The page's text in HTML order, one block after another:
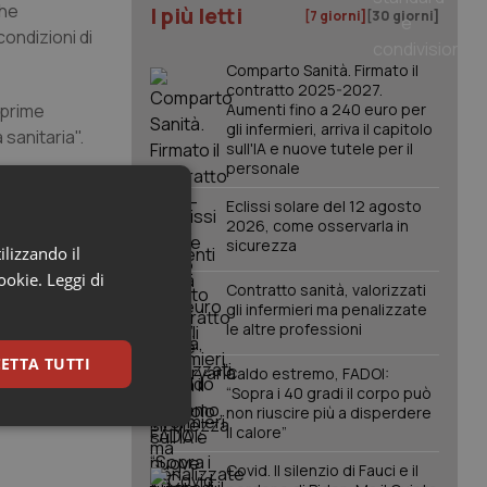
di
i
Bando
I più letti [7 giorni] [30 giorni]
Comparto Sanità. Firmato il
contratto 2025-2027.
Aumenti fino a 240 euro per
gli infermieri, arriva il capitolo
sull'IA e nuove tutele per il
personale
Eclissi solare del 12 agosto
2026, come osservarla in
sicurezza
Contratto sanità, valorizzati
gli infermieri ma penalizzate
le altre professioni
Caldo estremo, FADOI:
“Sopra i 40 gradi il corpo può
non riuscire più a disperdere
il calore”
Covid. Il silenzio di Fauci e il
il
Leggi di
TUTTI